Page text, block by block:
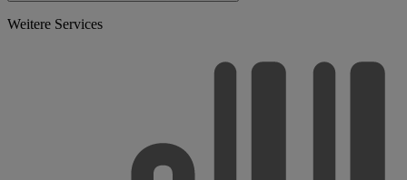
Weitere Services